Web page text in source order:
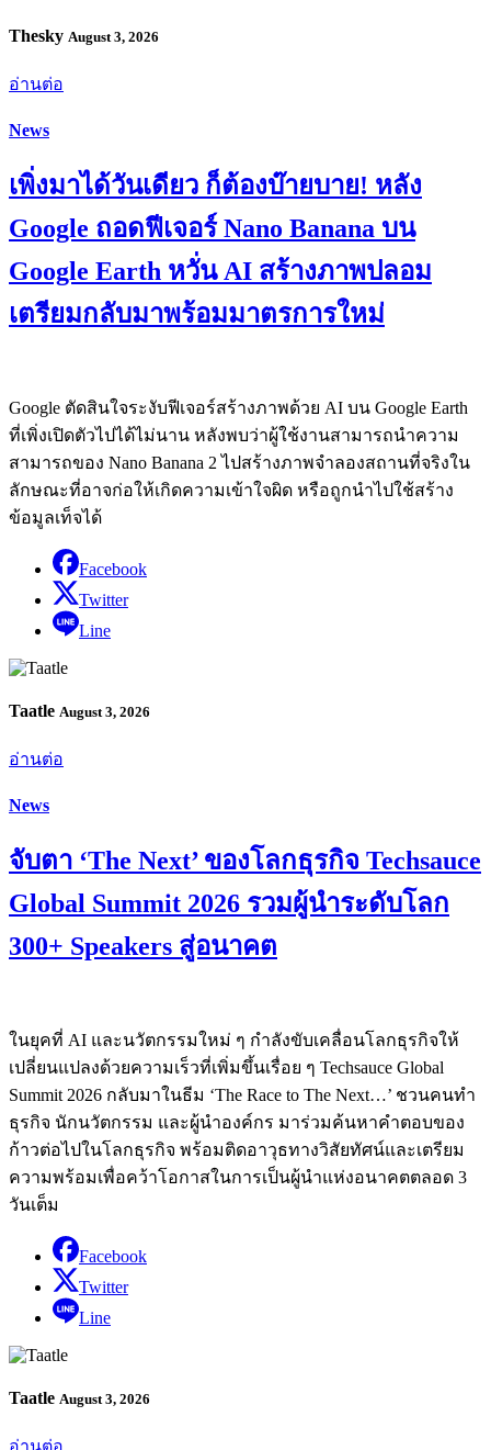
Thesky August 3, 2026
อ่านต่อ
News
เพิ่งมาได้วันเดียว ก็ต้องบ๊ายบาย! หลัง
Google ถอดฟีเจอร์ Nano Banana บน
Google Earth หวั่น AI สร้างภาพปลอม
เตรียมกลับมาพร้อมมาตรการใหม่
Google ตัดสินใจระงับฟีเจอร์สร้างภาพด้วย AI บน Google Earth
ที่เพิ่งเปิดตัวไปได้ไม่นาน หลังพบว่าผู้ใช้งานสามารถนำความ
สามารถของ Nano Banana 2 ไปสร้างภาพจำลองสถานที่จริงใน
ลักษณะที่อาจก่อให้เกิดความเข้าใจผิด หรือถูกนำไปใช้สร้าง
ข้อมูลเท็จได้
Facebook
Twitter
Line
Taatle August 3, 2026
อ่านต่อ
News
จับตา ‘The Next’ ของโลกธุรกิจ Techsauce
Global Summit 2026 รวมผู้นำระดับโลก
300+ Speakers สู่อนาคต
ในยุคที่ AI และนวัตกรรมใหม่ ๆ กำลังขับเคลื่อนโลกธุรกิจให้
เปลี่ยนแปลงด้วยความเร็วที่เพิ่มขึ้นเรื่อย ๆ Techsauce Global
Summit 2026 กลับมาในธีม ‘The Race to The Next…’ ชวนคนทำ
ธุรกิจ นักนวัตกรรม และผู้นำองค์กร มาร่วมค้นหาคำตอบของ
ก้าวต่อไปในโลกธุรกิจ พร้อมติดอาวุธทางวิสัยทัศน์และเตรียม
ความพร้อมเพื่อคว้าโอกาสในการเป็นผู้นำแห่งอนาคตตลอด 3
วันเต็ม
Facebook
Twitter
Line
Taatle August 3, 2026
อ่านต่อ